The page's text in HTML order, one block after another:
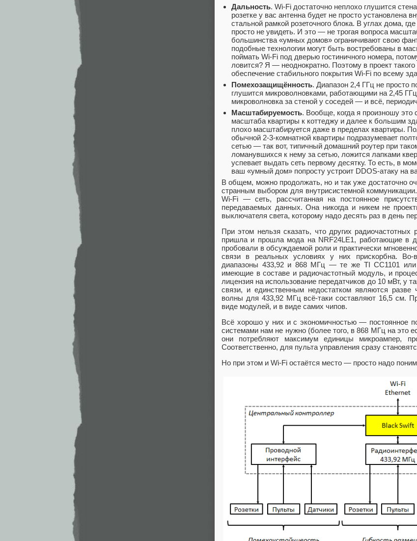
Дальность. Wi-Fi достаточно неплохо глушится
розетке у вас антенна будет не просто установлена
стальной рамкой розеточного блока. В углах дома,
просто не увидеть. И это — не трогая вопроса
большинства «умных домов» ограничивают свою
подобные технологии могут быть востребованы в
поймать Wi-Fi под дверью гостиничного номера,
ловится? Я — неоднократно. Поэтому в проект
обеспечение стабильного покрытия Wi-Fi по всему
Помехозащищённость. Диапазон 2,4 ГГц не просто
глушится микроволновками, работающими на 2,45
микроволновка за стеной у соседей — и всё,
Масштабируемость. Вообще, когда я произношу
масштаба квартиры к коттеджу и далее к большим
плохо масштабируется даже в пределах квартиры.
обычной 2-3-комнатной квартиры подразумевает
сетью — так вот, типичный домашний роутер при
ломанувшихся к нему за сетью, ложится лапками
успевает выдать сеть первому десятку. То есть, в
ваш «умный дом» попросту устроит DDOS-атаку на
В общем, можно продолжать, но и так уже достаточно
странным выбором для внутрисистемной
Wi-Fi — сеть, рассчитанная на постоянное
передаваемых данных. Она никогда и никем не
выключателя света, которому надо десять раз в день
При этом нельзя сказать, что других
пришла и прошла мода на NRF24LE1, работающие в
пробовали в обсуждаемой роли и практически
связи в реальных условиях у них прискорбна. Во-
диапазоны 433,92 и 868 МГц — те же TI CC1101 или
имеющие в составе и радиочастотный модуль, и
лицензия на использование передатчиков до 10 мВт, у
связи, и единственным недостатком являются
волны для 433,92 МГц всё-таки составляют 16,5 см.
виде модулей, и в виде самих чипов.
Всё хорошо у них и с экономичностью — постоянное
системами нам не нужно (более того, в 868 МГц на это
они потребляют максимум единицы микроампер,
Соответственно, для пульта управления сразу
Но при этом и Wi-Fi остаётся место — просто надо